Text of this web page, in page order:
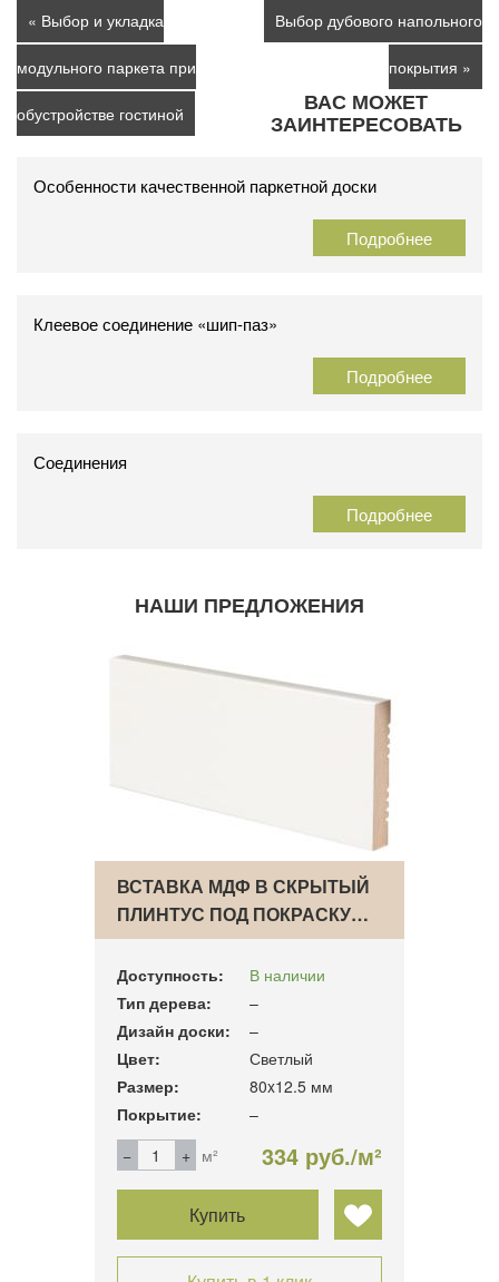
« Выбор и укладка
модульного паркета при
обустройстве гостиной
Выбор дубового напольного
покрытия »
ВАС МОЖЕТ
ЗАИНТЕРЕСОВАТЬ
Особенности качественной паркетной доски
Подробнее
Клеевое соединение «шип-паз»
Подробнее
Соединения
Подробнее
НАШИ ПРЕДЛОЖЕНИЯ
ВСТАВКА МДФ В СКРЫТЫЙ
ПЛИНТУС ПОД ПОКРАСКУ…
Доступность:
В наличии
Тип дерева:
–
Дизайн доски:
–
Цвет:
Светлый
Размер:
80x12.5 мм
Покрытие:
–
м²
334 руб./м²
Купить